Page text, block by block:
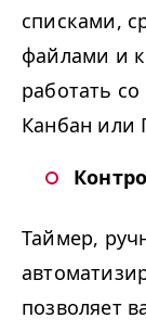
списками,
файлами и
работать
Канбан или
Таймер,
позволяет